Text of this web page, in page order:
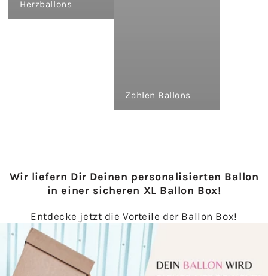
Herzballons
Zahlen Ballons
Wir liefern Dir Deinen personalisierten Ballon
in einer sicheren XL Ballon Box!
Entdecke jetzt die Vorteile der Ballon Box!